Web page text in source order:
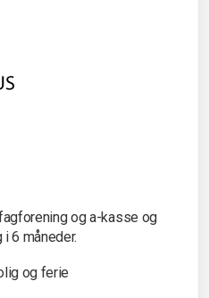
og a-kasse og
6 måneder.
og ferie